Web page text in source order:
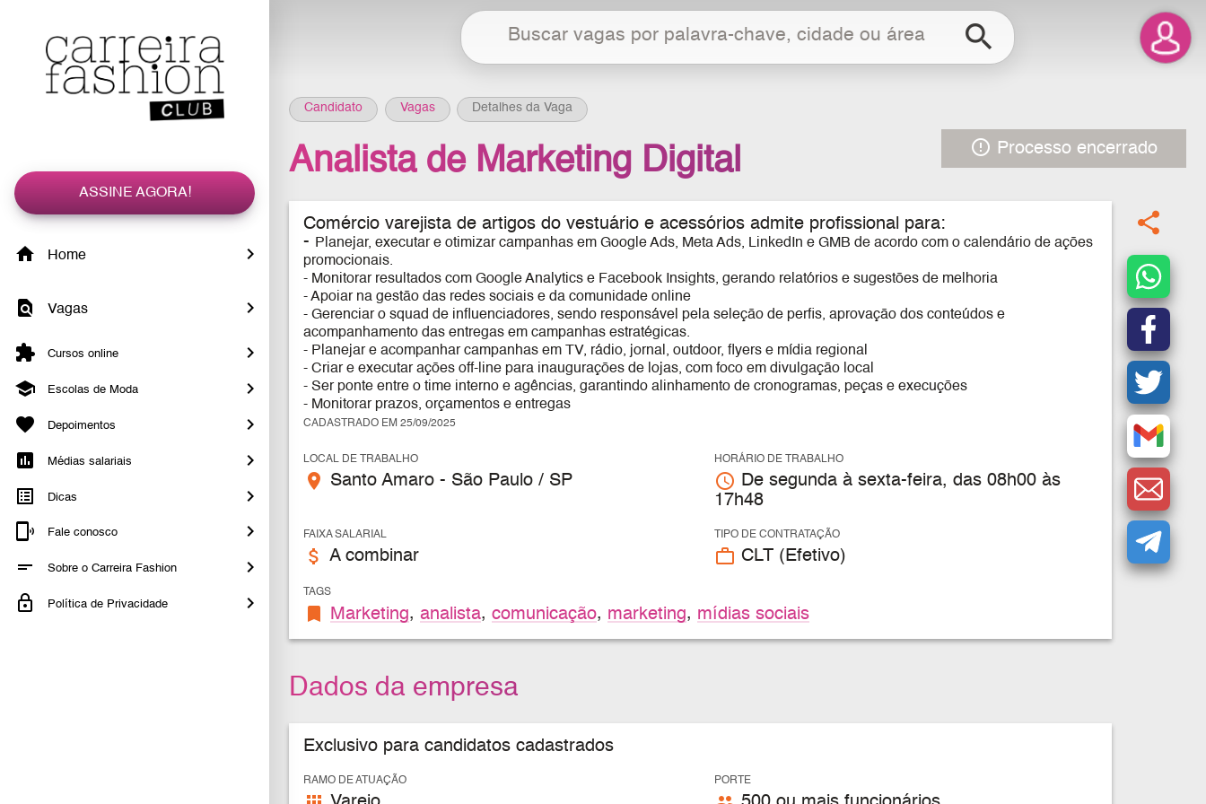
ASSINE AGORA!
Home
Vagas
Cursos online
Escolas de Moda
Depoimentos
Médias salariais
Dicas
Fale conosco
Sobre o Carreira Fashion
Política de Privacidade
search
Candidato Vagas Detalhes da Vaga
error_outline Processo encerrado
Analista de Marketing Digital
Comércio varejista de artigos do vestuário e acessórios admite profissional para:
- Planejar, executar e otimizar campanhas em Google Ads, Meta Ads, LinkedIn e GMB de acordo com o calendário de ações
promocionais.
- Monitorar resultados com Google Analytics e Facebook Insights, gerando relatórios e sugestões de melhoria
- Apoiar na gestão das redes sociais e da comunidade online
- Gerenciar o squad de influenciadores, sendo responsável pela seleção de perfis, aprovação dos conteúdos e
acompanhamento das entregas em campanhas estratégicas.
- Planejar e acompanhar campanhas em TV, rádio, jornal, outdoor, flyers e mídia regional
- Criar e executar ações off-line para inaugurações de lojas, com foco em divulgação local
- Ser ponte entre o time interno e agências, garantindo alinhamento de cronogramas, peças e execuções
- Monitorar prazos, orçamentos e entregas
CADASTRADO EM 25/09/2025
LOCAL DE TRABALHO
place Santo Amaro - São Paulo / SP
HORÁRIO DE TRABALHO
access_time De segunda à sexta-feira, das 08h00 às
17h48
FAIXA SALARIAL
attach_money A combinar
TIPO DE CONTRATAÇÃO
work_outline CLT (Efetivo)
TAGS
bookmark Marketing, analista, comunicação, marketing, mídias sociais
Dados da empresa
Exclusivo para candidatos cadastrados
RAMO DE ATUAÇÃO PORTE
share